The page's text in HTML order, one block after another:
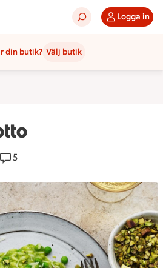
Logga in
din butik? Välj butik
Receptet har 5 kommentarer
5